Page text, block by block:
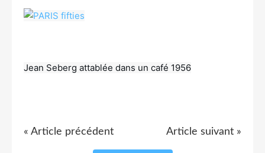
Jean Seberg attablée dans un café 1956
« Article précédent Article suivant »